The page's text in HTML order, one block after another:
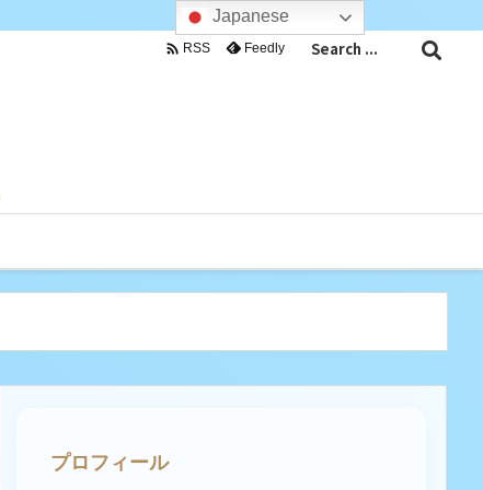
 RSS Feedly
プロフィール
Japanese